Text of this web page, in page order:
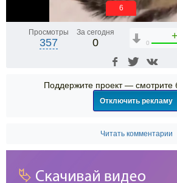
5
Просмотры
357
За сегодня
0 0
Поддержите проект — смотрите
Отключить рекламу
Читать комментарии